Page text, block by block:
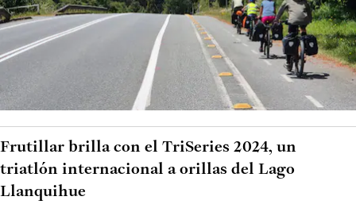
Frutillar brilla con el TriSeries 2024, un
triatlón internacional a orillas del Lago
Llanquihue